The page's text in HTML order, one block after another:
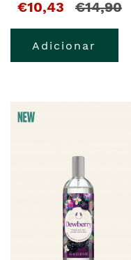
€10,43 €14,90
Adicionar